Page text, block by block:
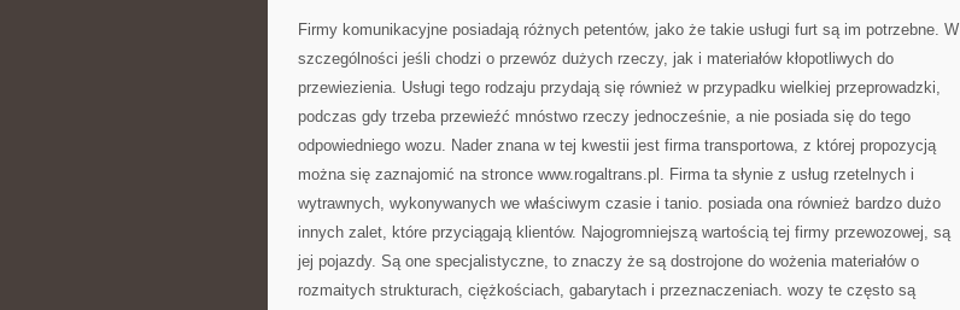
PRZYPADKACH
Firmy komunikacyjne posiadają różnych petentów, jako że takie usługi furt są im potrzebne. W
szczególności jeśli chodzi o przewóz dużych rzeczy, jak i materiałów kłopotliwych do
przewiezienia. Usługi tego rodzaju przydają się również w przypadku wielkiej przeprowadzki,
podczas gdy trzeba przewieźć mnóstwo rzeczy jednocześnie, a nie posiada się do tego
odpowiedniego wozu. Nader znana w tej kwestii jest firma transportowa, z której propozycją
można się zaznajomić na stronce www.rogaltrans.pl. Firma ta słynie z usług rzetelnych i
wytrawnych, wykonywanych we właściwym czasie i tanio. posiada ona również bardzo dużo
innych zalet, które przyciągają klientów. Najogromniejszą wartością tej firmy przewozowej, są
jej pojazdy. Są one specjalistyczne, to znaczy że są dostrojone do wożenia materiałów o
rozmaitych strukturach, ciężkościach, gabarytach i przeznaczeniach. wozy te często są